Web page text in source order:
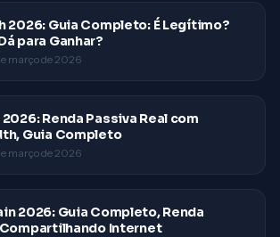
2026: Guia Completo: É Legítimo?
para Ganhar?
março de 2026
2026: Renda Passiva Real com
Guia Completo
março de 2026
2026: Guia Completo, Renda
Internet